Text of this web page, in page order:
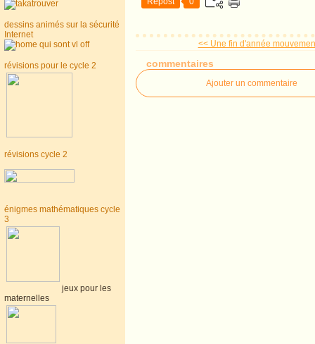
dessins animés sur la sécurité
Internet
révisions pour le cycle 2
révisions cycle 2
énigmes mathématiques cycle
3
jeux pour les
maternelles
<< Une fin d'année
commentaires
Ajouter un commentaire